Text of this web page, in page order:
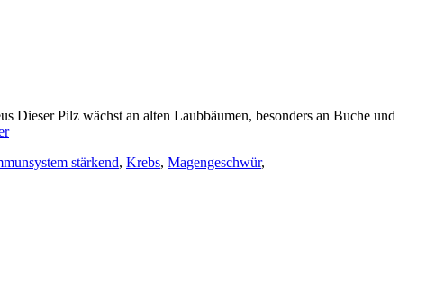
Pilz wächst an alten Laubbäumen, besonders an Buche und
stärkend, Krebs, Magengeschwür,